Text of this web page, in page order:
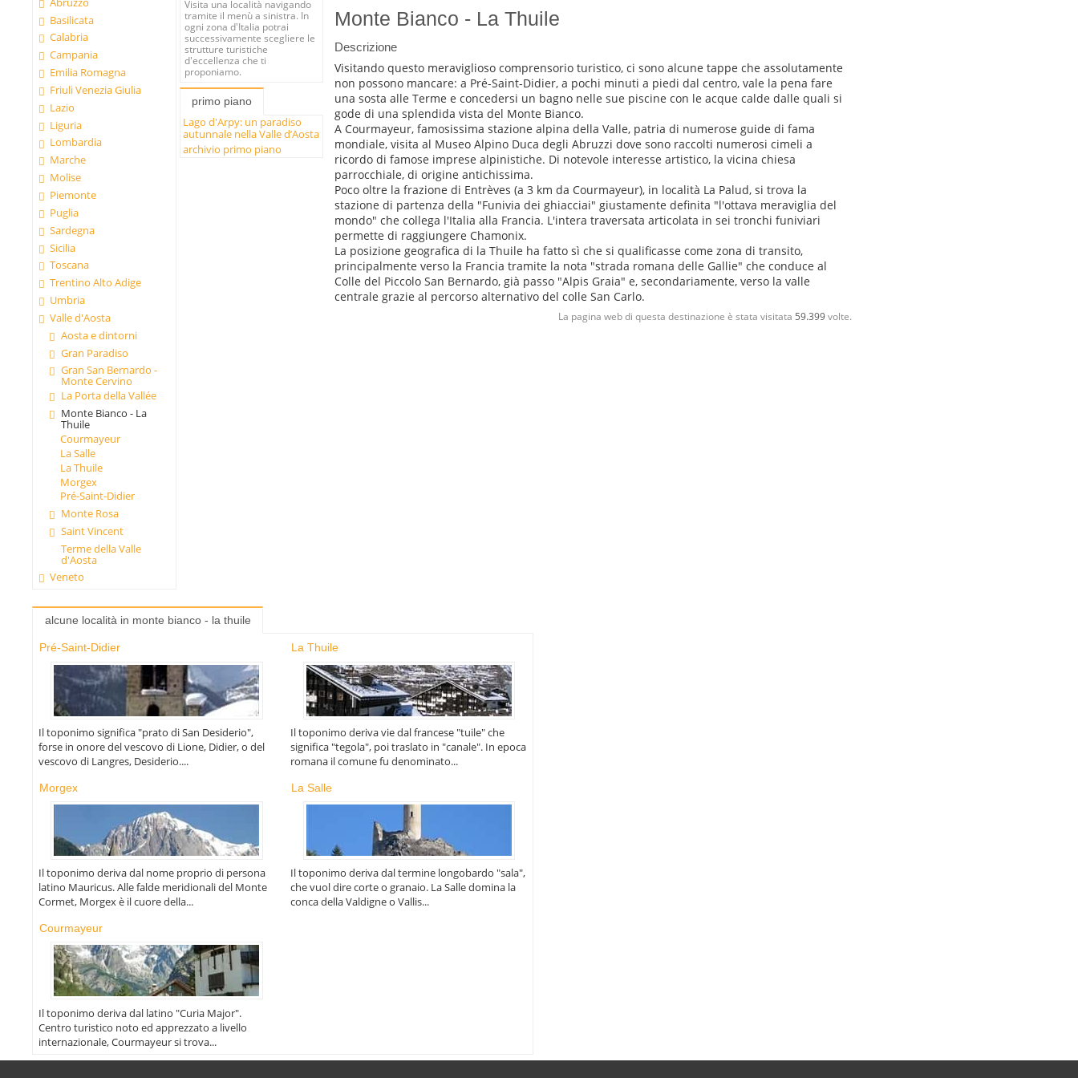
Basilicata
Calabria
Campania
Emilia Romagna
Friuli Venezia Giulia
Lazio
Liguria
Lombardia
Marche
Molise
Piemonte
Puglia
Sardegna
Sicilia
Toscana
Trentino Alto Adige
Umbria
Valle d'Aosta
Aosta e dintorni
Gran Paradiso
Gran San Bernardo -
Monte Cervino
La Porta della Vallée
Monte Bianco - La
Thuile
Courmayeur
La Salle
La Thuile
Morgex
Pré-Saint-Didier
Monte Rosa
Saint Vincent
Terme della Valle
d'Aosta
Veneto
Visita una località navigando
tramite il menù a sinistra. In
ogni zona d'Italia potrai
successivamente scegliere le
strutture turistiche
d'eccellenza che ti
proponiamo.
primo piano
Lago d'Arpy: un paradiso
autunnale nella Valle d’Aosta
archivio primo piano
Monte Bianco - La Thuile
Descrizione
Visitando questo meraviglioso comprensorio turistico, ci sono alcune tappe che assolutamente
non possono mancare: a Pré-Saint-Didier, a pochi minuti a piedi dal centro, vale la pena fare
una sosta alle Terme e concedersi un bagno nelle sue piscine con le acque calde dalle quali si
gode di una splendida vista del Monte Bianco.
A Courmayeur, famosissima stazione alpina della Valle, patria di numerose guide di fama
mondiale, visita al Museo Alpino Duca degli Abruzzi dove sono raccolti numerosi cimeli a
ricordo di famose imprese alpinistiche. Di notevole interesse artistico, la vicina chiesa
parrocchiale, di origine antichissima.
Poco oltre la frazione di Entrèves (a 3 km da Courmayeur), in località La Palud, si trova la
stazione di partenza della "Funivia dei ghiacciai" giustamente definita "l'ottava meraviglia del
mondo" che collega l'Italia alla Francia. L'intera traversata articolata in sei tronchi funiviari
permette di raggiungere Chamonix.
La posizione geografica di la Thuile ha fatto sì che si qualificasse come zona di transito,
principalmente verso la Francia tramite la nota "strada romana delle Gallie" che conduce al
Colle del Piccolo San Bernardo, già passo "Alpis Graia" e, secondariamente, verso la valle
centrale grazie al percorso alternativo del colle San Carlo.
La pagina web di questa destinazione è stata visitata 59.399volte.
alcune località in monte bianco - la thuile
Pré-Saint-Didier
Il toponimo significa "prato di San Desiderio",
forse in onore del vescovo di Lione, Didier, o del
vescovo di Langres, Desiderio....
La Thuile
Il toponimo deriva vie dal francese "tuile" che
significa "tegola", poi traslato in "canale". In epoca
romana il comune fu denominato...
Morgex
Il toponimo deriva dal nome proprio di persona
latino Mauricus. Alle falde meridionali del Monte
Cormet, Morgex è il cuore della...
La Salle
Il toponimo deriva dal termine longobardo "sala",
che vuol dire corte o granaio. La Salle domina la
conca della Valdigne o Vallis...
Courmayeur
Il toponimo deriva dal latino "Curia Major".
Centro turistico noto ed apprezzato a livello
internazionale, Courmayeur si trova...